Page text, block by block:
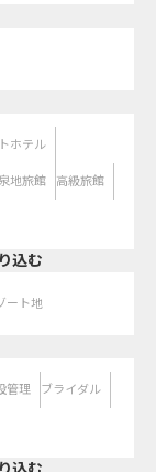
ホテル
地旅館 高級旅館
込む
ート地
管理 ブライダル